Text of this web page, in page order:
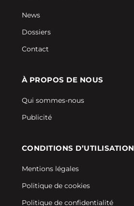
News
Dossiers
Contact
À PROPOS DE NOUS
Qui sommes-nous
Publicité
CONDITIONS D’UTILISATION
Mentions légales
Politique de cookies
Politique de confidentialité